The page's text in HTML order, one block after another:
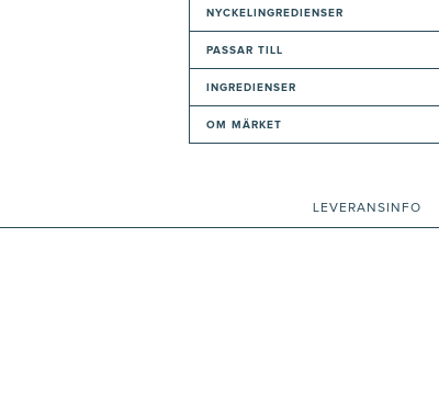
NYCKELINGREDIENSER
PASSAR TILL
INGREDIENSER
OM MÄRKET
LEVERANSINFO